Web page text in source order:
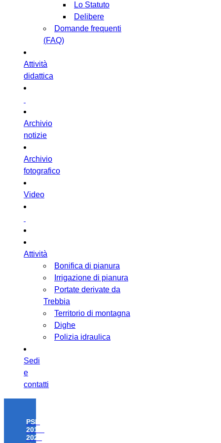
Lo Statuto
Delibere
Domande frequenti
(FAQ)
Attività
didattica
Archivio
notizie
Archivio
fotografico
Video
Attività
Bonifica di pianura
Irrigazione di pianura
Portate derivate da
Trebbia
Territorio di montagna
Dighe
Polizia idraulica
Sedi
e
contatti
PSR
2014-
2020